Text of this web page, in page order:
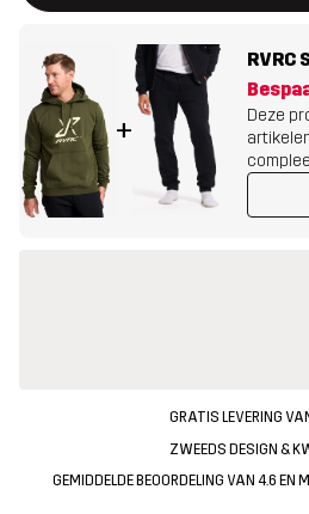
+
RVRC
Deze
GRATIS LEVERING
ZWEEDS DESIGN &
GEMIDDELDE BEOORDELING VAN 4.6 EN